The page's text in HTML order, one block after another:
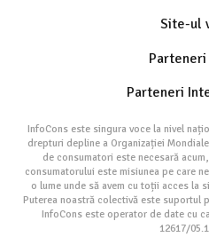
Site-ul
Parteneri
InfoCons este singura voce la nivel
drepturi depline a Organizației
de consumatori este necesară
consumatorului este misiunea pe care
o lume unde să avem cu toții acces la
Puterea noastră colectivă este suportul
InfoCons este operator de date cu
12617/